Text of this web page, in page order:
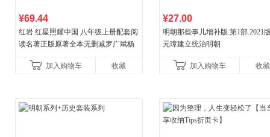
¥69.44
红岩 红星照耀中国 八年级上册配套阅
读名著正版原著全本无删减罗广斌杨
初中生课外书中国青
加入购物车 收藏
¥27.00
明朝那些事儿增补版.第1部.2021
元璋建立统治明朝
加入购物车 收藏